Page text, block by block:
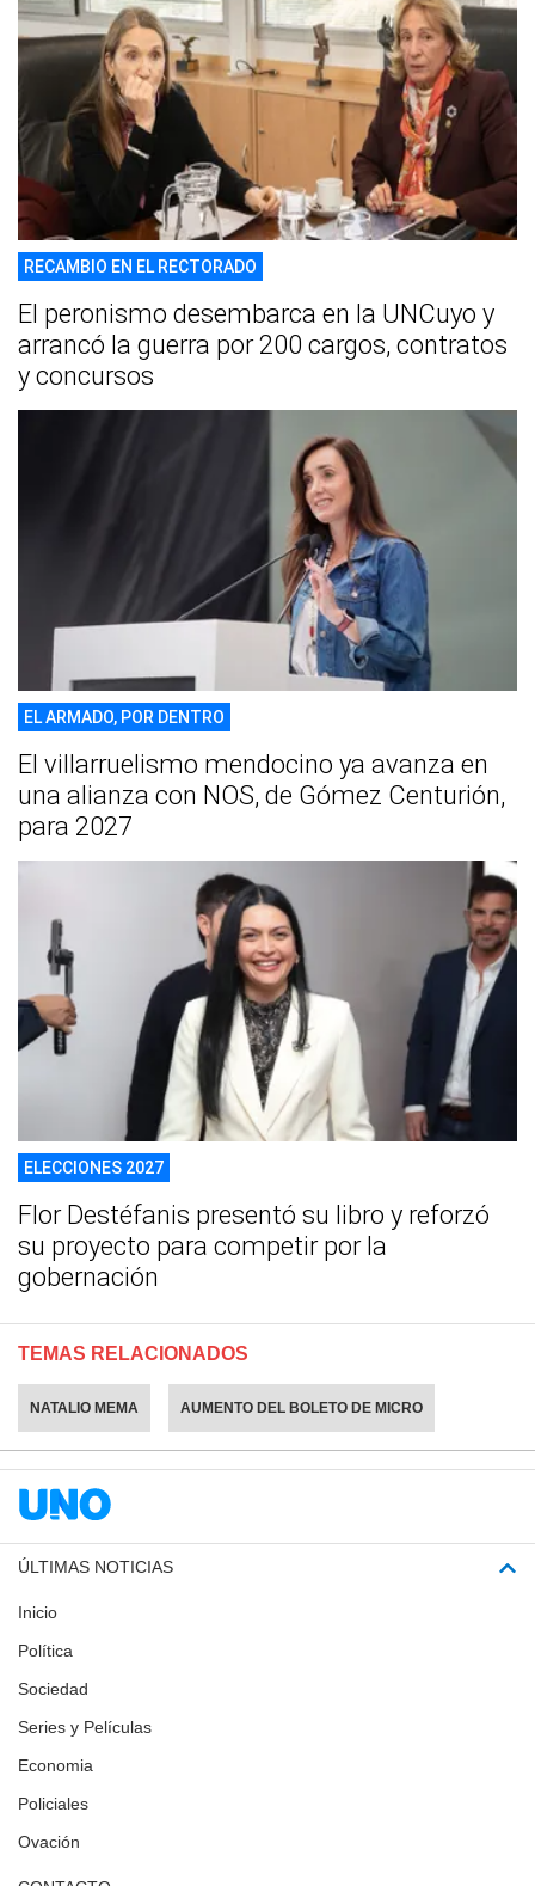
RECAMBIO EN EL RECTORADO
El peronismo desembarca en la UNCuyo y
arrancó la guerra por 200 cargos, contratos
y concursos
EL ARMADO, POR DENTRO
El villarruelismo mendocino ya avanza en
una alianza con NOS, de Gómez Centurión,
para 2027
ELECCIONES 2027
Flor Destéfanis presentó su libro y reforzó
su proyecto para competir por la
gobernación
TEMAS RELACIONADOS
NATALIO MEMA AUMENTO DEL BOLETO DE MICRO
ÚLTIMAS NOTICIAS
Inicio
Política
Sociedad
Series y Películas
Economia
Policiales
Ovación